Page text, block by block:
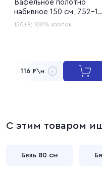
Вафельное полотно
набивное 150 см, 752-1
Зимние игрушки
150±9; 100% хлопок
116 ₽\м
С этим товаром
Бязь 80 см